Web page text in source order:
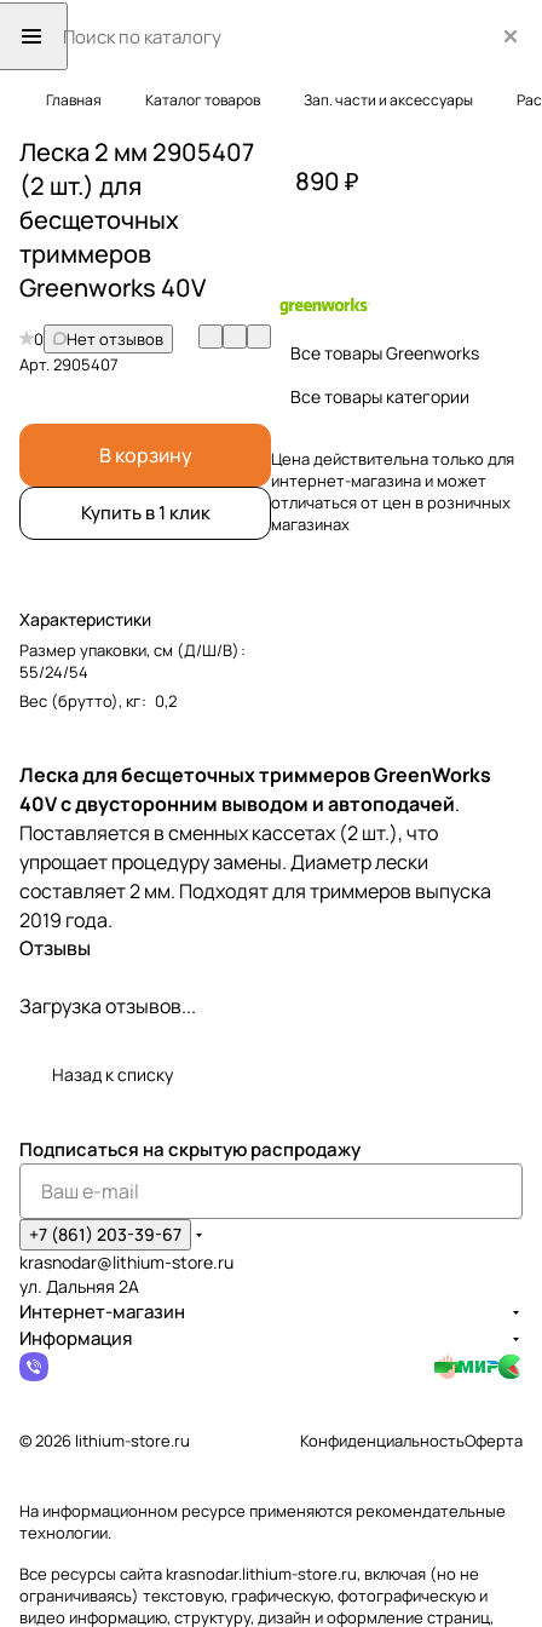
Главная Каталог товаров Зап. части и аксессуары
Леска 2 мм 2905407
(2 шт.) для
бесщеточных
триммеров
Greenworks 40V
0
Нет отзывов
Арт.2905407
В корзину
Купить в 1 клик
Характеристики
Размер упаковки, см (Д/Ш/В) :
55/24/54
Вес (брутто), кг: 0,2
890 ₽
Все товары Greenworks
Все товары категории
Цена действительна только для
интернет-магазина и может
отличаться от цен в розничных
магазинах
Леска для бесщеточных триммеров GreenWorks
40V c двусторонним выводом и автоподачей.
Поставляется в сменных кассетах (2 шт.), что
упрощает процедуру замены. Диаметр лески
составляет 2 мм. Подходят для триммеров выпуска
2019 года.
Отзывы
Загрузка отзывов...
Назад к списку
Подписаться на скрытую распродажу
+7 (861) 203-39-67
krasnodar@lithium-store.ru
ул. Дальняя 2А
Интернет-магазин
Информация
© 2026 lithium-store.ru КонфиденциальностьОферта
На информационном ресурсе применяютсярекомендательные
технологии.
Все ресурсы сайта krasnodar.lithium-store.ru, включая (но не
ограничиваясь) текстовую, графическую, фотографическую и
видео информацию, структуру, дизайн и оформление страниц,